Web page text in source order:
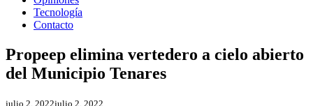
Tecnología
Contacto
Propeep elimina vertedero a cielo abierto
del Municipio Tenares
julio 2, 2022julio 2, 2022